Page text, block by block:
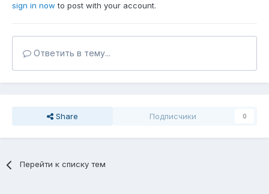
sign in now to post with your account.
Ответить в тему...
Share Подписчики 0
Перейти к списку тем